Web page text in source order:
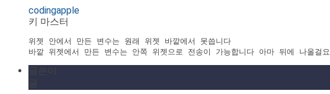
codingapple
키 마스터
위젯 안에서 만든 변수는 원래 위젯 바깥에서 못씁니다
바깥 위젯에서 만든 변수는 안쪽 위젯으로 전송이 가능합니다 아마 뒤에 나올걸요